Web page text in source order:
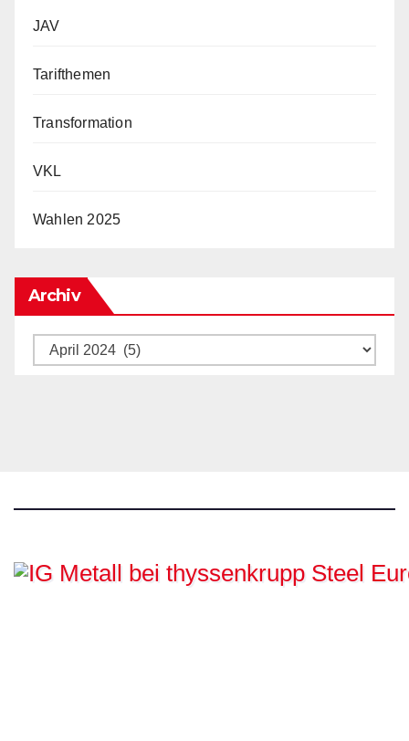
JAV
Tarifthemen
Transformation
VKL
Wahlen 2025
Archiv
Archiv